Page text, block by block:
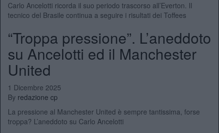
Carlo Ancelotti ricorda il suo periodo trascorso all’Everton. Il
tecnico del Brasile continua a seguire i risultati dei Toffees
“Troppa pressione”. L’aneddoto
su Ancelotti ed il Manchester
United
1 Dicembre 2025
By redazione cp
La pressione al Manchester United è sempre tantissima, forse
troppa? L’aneddoto su Carlo Ancelotti